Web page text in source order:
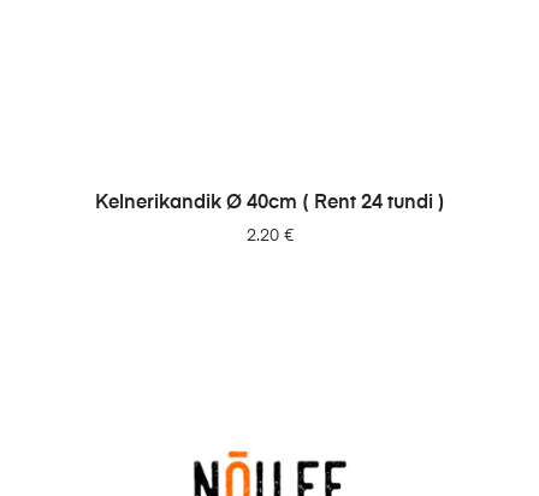
LISA PÄRINGUSSE
Kelnerikandik Ø 40cm ( Rent 24 tundi )
2.20 €